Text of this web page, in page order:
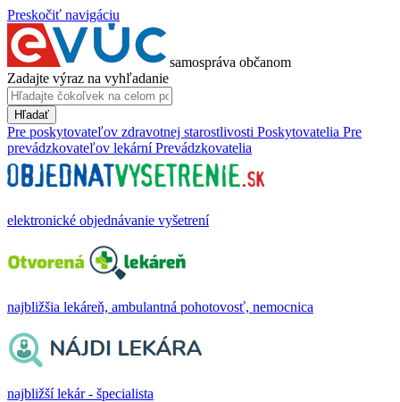
Preskočiť navigáciu
samospráva občanom
Zadajte výraz na vyhľadanie
Hľadať
Pre poskytovateľov zdravotnej starostlivosti Poskytovatelia Pre
prevádzkovateľov lekární Prevádzkovatelia
elektronické objednávanie vyšetrení
najbližšia lekáreň, ambulantná pohotovosť, nemocnica
najbližší lekár - špecialista